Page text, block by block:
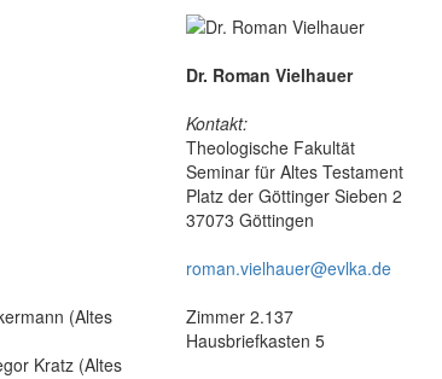
(Altes
Kratz (Altes
Dr. Roman Vielhauer
Kontakt:
Theologische Fakultät
Seminar für Altes Testament
Platz der Göttinger Sieben 2
37073 Göttingen
roman.vielhauer@evlka.de
Zimmer 2.137
Hausbriefkasten 5